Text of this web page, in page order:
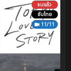
จบแล้ว
ซับไทย
11/11